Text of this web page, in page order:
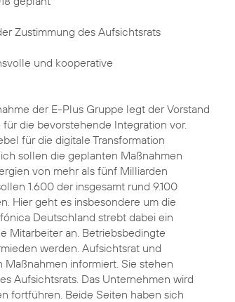
Zustimmung des Aufsichtsrats
und kooperative
der E-Plus Gruppe legt der Vorstand
die bevorstehende Integration vor.
für die digitale Transformation
sollen die geplanten Maßnahmen
von mehr als fünf Milliarden
1.600 der insgesamt rund 9.100
Hier geht es insbesondere um die
Deutschland strebt dabei ein
Mitarbeiter an. Betriebsbedingte
werden. Aufsichtsrat und
informiert. Sie stehen
Aufsichtsrats. Das Unternehmen wird
fortführen. Beide Seiten haben sich